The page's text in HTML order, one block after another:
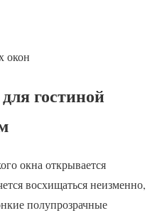
окон
гостиной
окна открывается
восхищаться неизменно,
полупрозрачные